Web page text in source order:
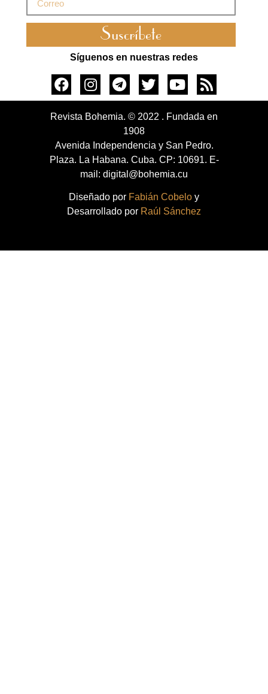
Suscríbete
Síguenos en nuestras redes
Revista Bohemia. © 2022 . Fundada en
1908
Avenida Independencia y San Pedro.
Plaza. La Habana. Cuba. CP: 10691. E-
mail: digital@bohemia.cu
Diseñado por Fabián Cobelo y
Desarrollado por Raúl Sánchez